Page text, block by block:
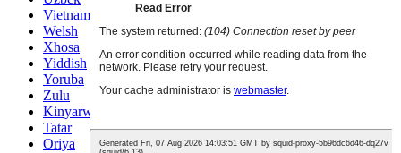
Vietnamese
Welsh
Xhosa
Yiddish
Yoruba
Zulu
Kinyarwanda
Tatar
Oriya